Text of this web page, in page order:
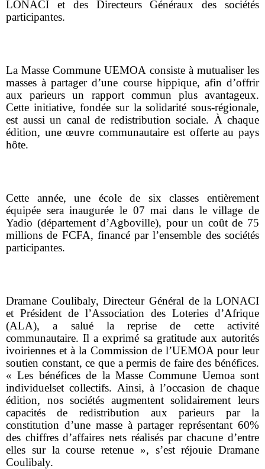
LONACI et des Directeurs Généraux des sociétés
participantes.
La Masse Commune UEMOA consiste à mutualiser les
masses à partager d’une course hippique, afin d’offrir
aux parieurs un rapport commun plus avantageux.
Cette initiative, fondée sur la solidarité sous-régionale,
est aussi un canal de redistribution sociale. À chaque
édition, une œuvre communautaire est offerte au pays
hôte.
Cette année, une école de six classes entièrement
équipée sera inaugurée le 07 mai dans le village de
Yadio (département d’Agboville), pour un coût de 75
millions de FCFA, financé par l’ensemble des sociétés
participantes.
Dramane Coulibaly, Directeur Général de la LONACI
et Président de l’Association des Loteries d’Afrique
(ALA), a salué la reprise de cette activité
communautaire. Il a exprimé sa gratitude aux autorités
ivoiriennes et à la Commission de l’UEMOA pour leur
soutien constant, ce que a permis de faire des bénéfices.
«Les bénéfices de la Masse Commune Uemoa sont
individuelset collectifs. Ainsi, à l’occasion de chaque
édition, nos sociétés augmentent solidairement leurs
capacités de redistribution aux parieurs par la
constitution d’une masse à partager représentant 60%
des chiffres d’affaires nets réalisés par chacune d’entre
elles sur la course retenue », s’est réjouie Dramane
Coulibaly.